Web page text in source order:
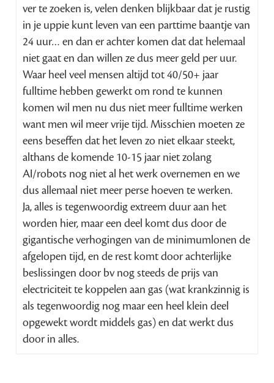
ver te zoeken is, velen denken blijkbaar dat je rustig
in je uppie kunt leven van een parttime baantje van
24 uur… en dan er achter komen dat dat helemaal
niet gaat en dan willen ze dus meer geld per uur.
Waar heel veel mensen altijd tot 40/50+ jaar
fulltime hebben gewerkt om rond te kunnen
komen wil men nu dus niet meer fulltime werken
want men wil meer vrije tijd. Misschien moeten ze
eens beseffen dat het leven zo niet elkaar steekt,
althans de komende 10-15 jaar niet zolang
AI/robots nog niet al het werk overnemen en we
dus allemaal niet meer perse hoeven te werken.
Ja, alles is tegenwoordig extreem duur aan het
worden hier, maar een deel komt dus door de
gigantische verhogingen van de minimumlonen de
afgelopen tijd, en de rest komt door achterlijke
beslissingen door bv nog steeds de prijs van
electriciteit te koppelen aan gas (wat krankzinnig is
als tegenwoordig nog maar een heel klein deel
opgewekt wordt middels gas) en dat werkt dus
door in alles.